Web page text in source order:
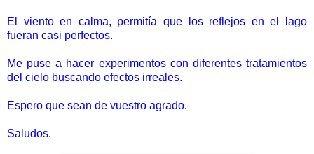
El viento en calma, permitía que los reflejos en el lago
fueran casi perfectos.
Me puse a hacer experimentos con diferentes tratamientos
del cielo buscando efectos irreales.
Espero que sean de vuestro agrado.
Saludos.